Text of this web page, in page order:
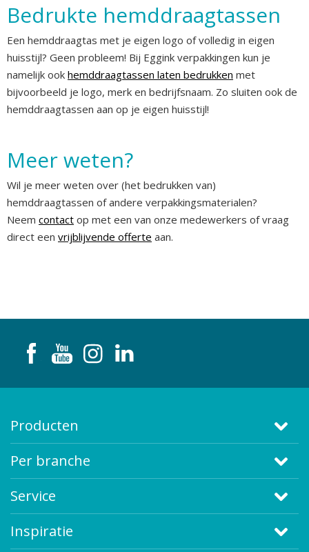
Bedrukte hemddraagtassen
Een hemddraagtas met je eigen logo of volledig in eigen
huisstijl? Geen probleem! Bij Eggink verpakkingen kun je
namelijk ook hemddraagtassen laten bedrukken met
bijvoorbeeld je logo, merk en bedrijfsnaam. Zo sluiten ook de
hemddraagtassen aan op je eigen huisstijl!
Meer weten?
Wil je meer weten over (het bedrukken van)
hemddraagtassen of andere verpakkingsmaterialen?
Neem contact op met een van onze medewerkers of vraag
direct een vrijblijvende offerte aan.
Producten
Per branche
Service
Inspiratie